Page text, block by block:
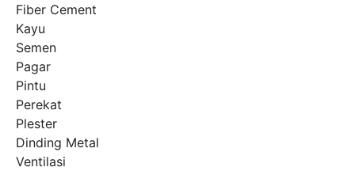
Fiber Cement
Kayu
Semen
Pagar
Pintu
Perekat
Plester
Dinding Metal
Ventilasi